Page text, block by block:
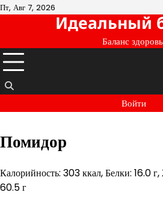
Перейти
Пт, Авг 7, 2026
Идеальный
Баланс
Войти
Помидор
Калорийность: 303 ккал, Белки: 16.0
60.5 г